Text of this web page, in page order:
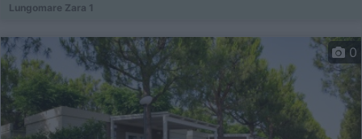
Lungomare Zara 1
0